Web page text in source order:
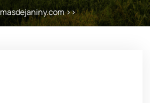
masdejaniny.com>>